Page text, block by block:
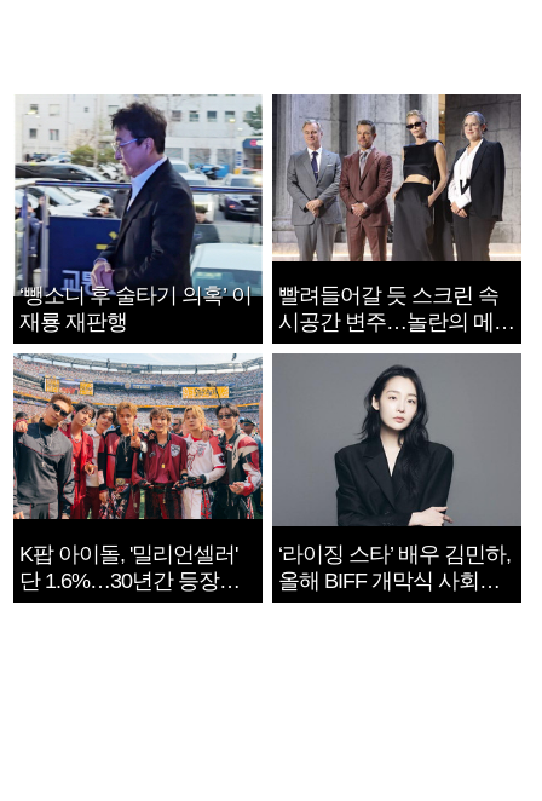
‘뺑소니 후 술타기 의혹’ 이
재룡 재판행
빨려들어갈 듯 스크린 속
시공간 변주…놀란의 메시
지는 ‘전쟁 속죄’
K팝 아이돌, '밀리언셀러'
단 1.6%…30년간 등장
1182개팀 전수조사
‘라이징 스타’ 배우 김민하,
올해 BIFF 개막식 사회자
확정